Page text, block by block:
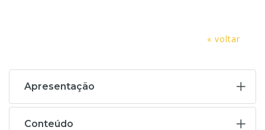
« voltar
Apresentação
Conteúdo